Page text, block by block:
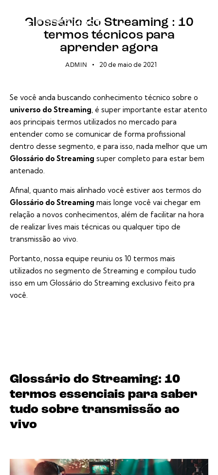
Glossário do Streaming : 10
termos técnicos para
aprender agora
ADMIN 20 de maio de 2021
Se você anda buscando conhecimento técnico sobre o
universo do Streaming, é super importante estar atento
aos principais termos utilizados no mercado para
entender como se comunicar de forma profissional
dentro desse segmento, e para isso, nada melhor que um
Glossário do Streaming super completo para estar bem
antenado.
Afinal, quanto mais alinhado você estiver aos termos do
Glossário do Streaming mais longe você vai chegar em
relação a novos conhecimentos, além de facilitar na hora
de realizar lives mais técnicas ou qualquer tipo de
transmissão ao vivo.
Portanto, nossa equipe reuniu os 10 termos mais
utilizados no segmento de Streaming e compilou tudo
isso em um Glossário do Streaming exclusivo feito pra
você.
Glossário do Streaming: 10
termos essenciais para saber
tudo sobre transmissão ao
vivo